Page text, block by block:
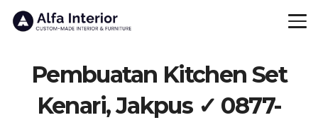
Pembuatan Kitchen Set
Kenari, Jakpus ✓ 0877-